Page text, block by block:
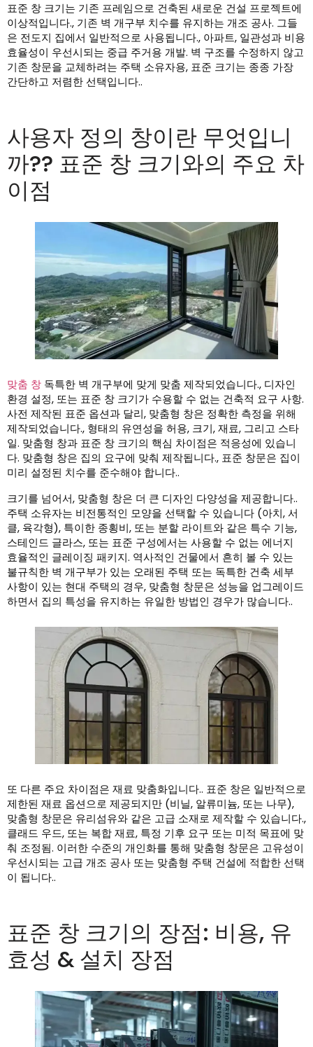
표준 창 크기는 기존 프레임으로 건축된 새로운 건설 프로젝트에
이상적입니다., 기존 벽 개구부 치수를 유지하는 개조 공사. 그들
은 전도지 집에서 일반적으로 사용됩니다., 아파트, 일관성과 비용
효율성이 우선시되는 중급 주거용 개발. 벽 구조를 수정하지 않고
기존 창문을 교체하려는 주택 소유자용, 표준 크기는 종종 가장
간단하고 저렴한 선택입니다..
사용자 정의 창이란 무엇입니
까?? 표준 창 크기와의 주요 차
이점
맞춤 창 독특한 벽 개구부에 맞게 맞춤 제작되었습니다., 디자인
환경 설정, 또는 표준 창 크기가 수용할 수 없는 건축적 요구 사항.
사전 제작된 표준 옵션과 달리, 맞춤형 창은 정확한 측정을 위해
제작되었습니다., 형태의 유연성을 허용, 크기, 재료, 그리고 스타
일. 맞춤형 창과 표준 창 크기의 핵심 차이점은 적응성에 있습니
다. 맞춤형 창은 집의 요구에 맞춰 제작됩니다., 표준 창문은 집이
미리 설정된 치수를 준수해야 합니다..
크기를 넘어서, 맞춤형 창은 더 큰 디자인 다양성을 제공합니다..
주택 소유자는 비전통적인 모양을 선택할 수 있습니다 (아치, 서
클, 육각형), 특이한 종횡비, 또는 분할 라이트와 같은 특수 기능,
스테인드 글라스, 또는 표준 구성에서는 사용할 수 없는 에너지
효율적인 글레이징 패키지. 역사적인 건물에서 흔히 볼 수 있는
불규칙한 벽 개구부가 있는 오래된 주택 또는 독특한 건축 세부
사항이 있는 현대 주택의 경우, 맞춤형 창문은 성능을 업그레이드
하면서 집의 ​​특성을 유지하는 유일한 방법인 경우가 많습니다..
또 다른 주요 차이점은 재료 맞춤화입니다.. 표준 창은 일반적으로
제한된 재료 옵션으로 제공되지만 (비닐, 알류미늄, 또는 나무),
맞춤형 창문은 유리섬유와 같은 고급 소재로 제작할 수 있습니다.,
클래드 우드, 또는 복합 재료, 특정 기후 요구 또는 미적 목표에 맞
춰 조정됨. 이러한 수준의 개인화를 통해 맞춤형 창문은 고유성이
우선시되는 고급 개조 공사 또는 맞춤형 주택 건설에 적합한 선택
이 됩니다..
표준 창 크기의 장점: 비용, 유
효성 & 설치 장점